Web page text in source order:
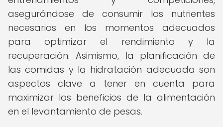
asegurándose de consumir los nutrientes
necesarios en los momentos adecuados
para optimizar el rendimiento y la
recuperación. Asimismo, la planificación de
las comidas y la hidratación adecuada son
aspectos clave a tener en cuenta para
maximizar los beneficios de la alimentación
en el levantamiento de pesas.